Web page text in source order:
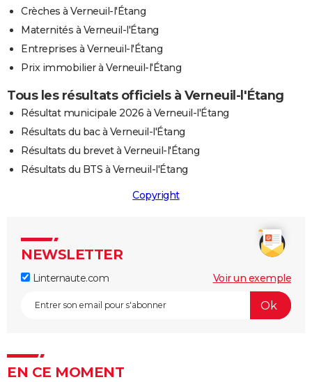
Crèches à Verneuil-l'Étang
Maternités à Verneuil-l'Étang
Entreprises à Verneuil-l'Étang
Prix immobilier à Verneuil-l'Étang
Tous les résultats officiels à Verneuil-l'Étang
Résultat municipale 2026 à Verneuil-l'Étang
Résultats du bac à Verneuil-l'Étang
Résultats du brevet à Verneuil-l'Étang
Résultats du BTS à Verneuil-l'Étang
Copyright
NEWSLETTER
Linternaute.com Voir un exemple
EN CE MOMENT